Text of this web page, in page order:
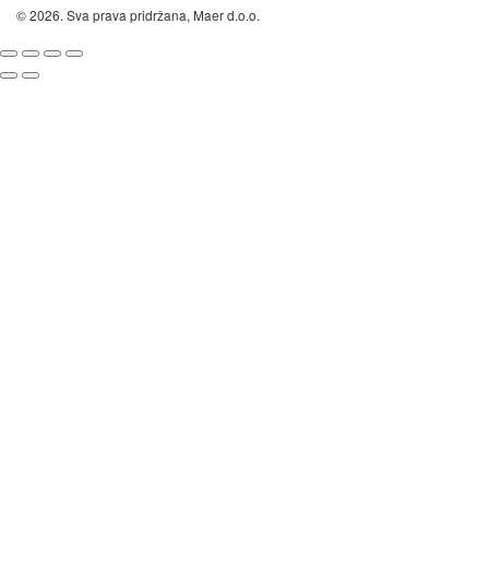
© 2026. Sva prava pridržana, Maer d.o.o.